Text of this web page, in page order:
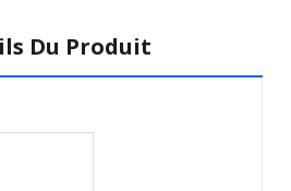
Du Produit